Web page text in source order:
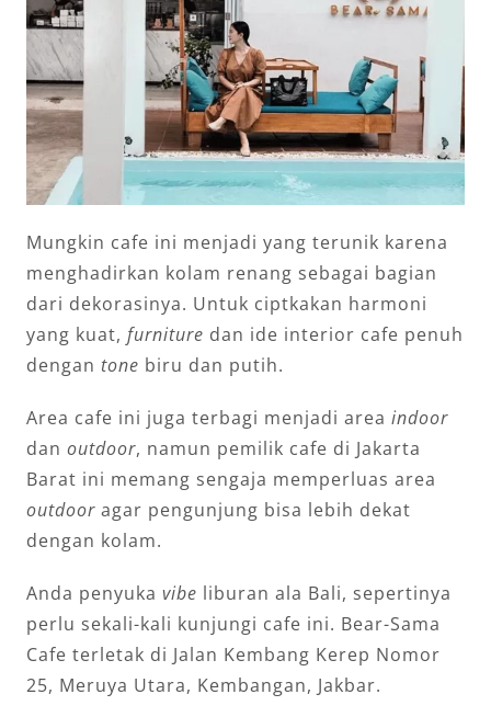
Mungkin cafe ini menjadi yang terunik karena
menghadirkan kolam renang sebagai bagian
dari dekorasinya. Untuk ciptkakan harmoni
yang kuat, furniture dan ide interior cafe penuh
dengan tone biru dan putih.
Area cafe ini juga terbagi menjadi area indoor
dan outdoor, namun pemilik cafe di Jakarta
Barat ini memang sengaja memperluas area
outdooragar pengunjung bisa lebih dekat
dengan kolam.
Anda penyuka vibe liburan ala Bali, sepertinya
perlu sekali-kali kunjungi cafe ini. Bear-Sama
Cafe terletak di Jalan Kembang Kerep Nomor
25, Meruya Utara, Kembangan, Jakbar.